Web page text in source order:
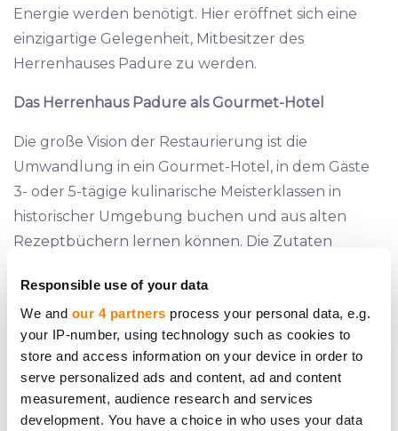
Responsible use of your data
We and our 4 partners process your personal data, e.g.
your IP-number, using technology such as cookies to
store and access information on your device in order to
serve personalized ads and content, ad and content
measurement, audience research and services
development. You have a choice in who uses your data
Energie werden benötigt. Hier eröffnet sich eine
einzigartige Gelegenheit, Mitbesitzer des
Herrenhauses Padure zu werden.
Das Herrenhaus Padure als Gourmet-Hotel
Die große Vision der Restaurierung ist die
Umwandlung in ein Gourmet-Hotel, in dem Gäste
3- oder 5-tägige kulinarische Meisterklassen in
historischer Umgebung buchen und aus alten
Rezeptbüchern lernen können. Die Zutaten
Abends gibt es gesellige Treffen oder Live-Musik.
Dieses Konzept soll Saisonabhängigkeit reduzieren,
und Meisterklassen zu Feiertagsgerichten werden
vor Weihnachten und Ostern angeboten. Am
Wochenende kann das Herrenhaus für Hochzeiten
und Feiern gemietet werden. Weitere Einnahmen